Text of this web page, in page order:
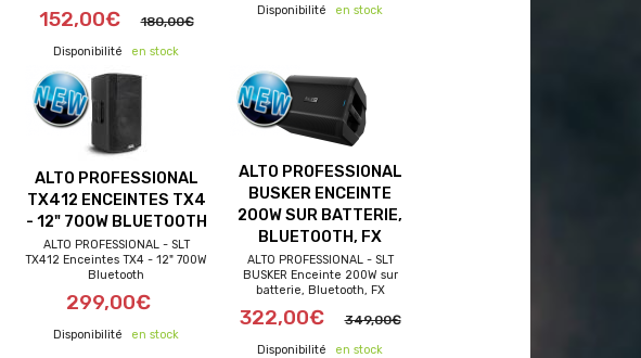
152,00€ 180,00€
en stock
en stock
ALTO PROFESSIONAL
TX412 ENCEINTES TX4
- 12" 700W BLUETOOTH
ALTO PROFESSIONAL - SLT
TX412 Enceintes TX4 - 12" 700W
Bluetooth
299,00€
en stock
ALTO PROFESSIONAL
BUSKER ENCEINTE
200W SUR BATTERIE,
BLUETOOTH, FX
ALTO PROFESSIONAL - SLT
BUSKER Enceinte 200W sur
batterie, Bluetooth, FX
322,00€ 349,00€
en stock
frais de port offerts